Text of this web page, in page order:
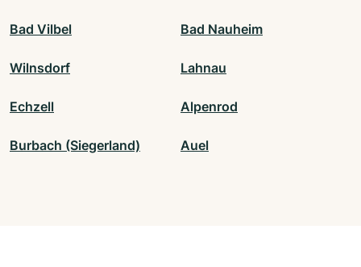
Bad Vilbel Bad Nauheim
Wilnsdorf Lahnau
Echzell Alpenrod
Burbach (Siegerland) Auel